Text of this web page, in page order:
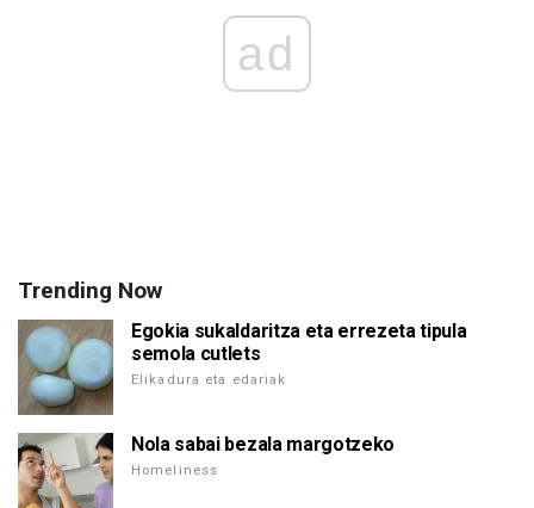
ad
Trending Now
Egokia sukaldaritza eta errezeta tipula
semola cutlets
Elikadura eta edariak
Nola sabai bezala margotzeko
Homeliness